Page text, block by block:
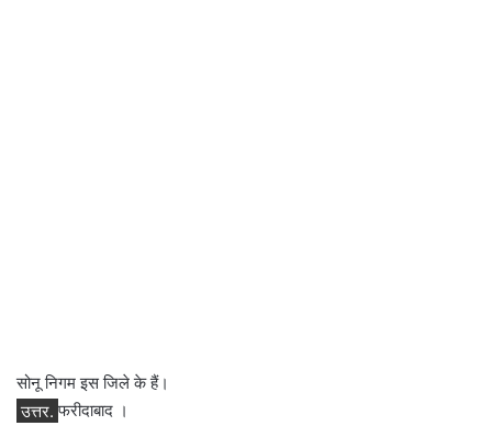
सोनू निगम इस जिले के हैं।
उत्तर. फरीदाबाद ।